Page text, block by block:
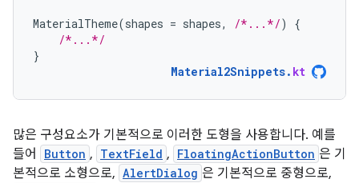
MaterialTheme(shapes = shapes, /*...*/)
{
/*...*/
}
Material2Snippets. kt
많은 구성요소가 기본적으로 이러한 도형을 사용합니다. 예를
들어
Button , TextField , FloatingActionButton 은 기
본적으로 소형으로, AlertDialog 은 기본적으로 중형으로,